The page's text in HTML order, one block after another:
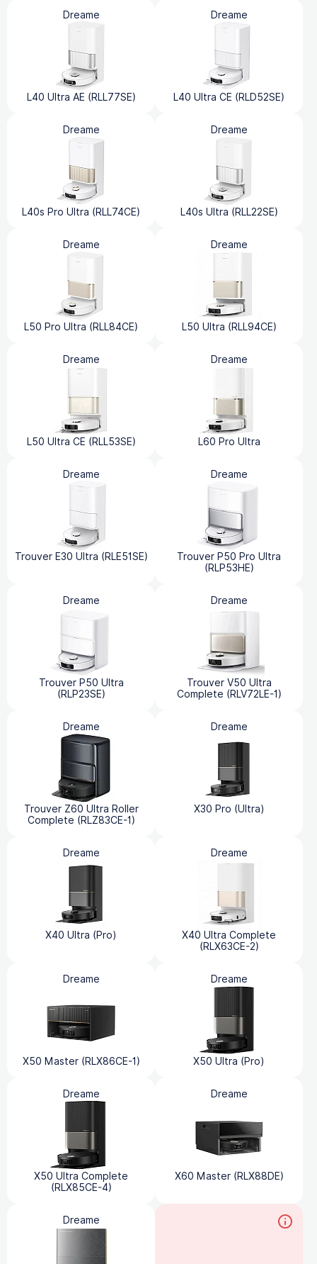
Dreame
L40 Ultra AE (RLL77SE)
Dreame
L40 Ultra CE (RLD52SE)
Dreame
L40s Pro Ultra (RLL74CE)
Dreame
L40s Ultra (RLL22SE)
Dreame
L50 Pro Ultra (RLL84CE)
Dreame
L50 Ultra (RLL94CE)
Dreame
L50 Ultra CE (RLL53SE)
Dreame
L60 Pro Ultra
Dreame
Trouver E30 Ultra (RLE51SE)
Dreame
Trouver P50 Pro Ultra
(RLP53HE)
Dreame
Trouver P50 Ultra
(RLP23SE)
Dreame
Trouver V50 Ultra
Complete (RLV72LE-1)
Dreame
Trouver Z60 Ultra Roller
Complete (RLZ83CE-1)
Dreame
X30 Pro (Ultra)
Dreame
X40 Ultra (Pro)
Dreame
X40 Ultra Complete
(RLX63CE-2)
Dreame
X50 Master (RLX86CE-1)
Dreame
X50 Ultra (Pro)
Dreame
X50 Ultra Complete
(RLX85CE-4)
Dreame
X60 Master (RLX88DE)
Dreame